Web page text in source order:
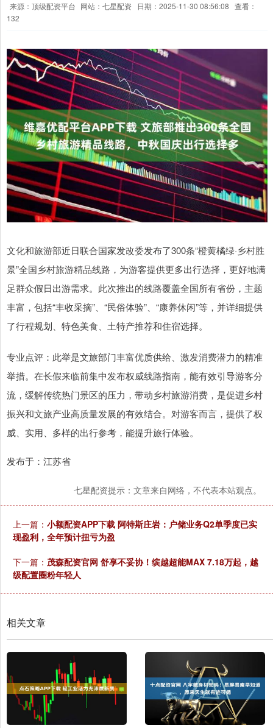
来源：顶级配资平台 网站：七星配资 日期：2025-11-30 08:56:08 查看：
132
文化和旅游部近日联合国家发改委发布了300条“橙黄橘绿·乡村胜
景”全国乡村旅游精品线路，为游客提供更多出行选择，更好地满
足群众假日出游需求。此次推出的线路覆盖全国所有省份，主题
丰富，包括“丰收采摘”、“民俗体验”、“康养休闲”等，并详细提供
了行程规划、特色美食、土特产推荐和住宿选择。
专业点评：此举是文旅部门丰富优质供给、激发消费潜力的精准
举措。在长假来临前集中发布权威线路指南，能有效引导游客分
流，缓解传统热门景区的压力，带动乡村旅游消费，是促进乡村
振兴和文旅产业高质量发展的有效结合。对游客而言，提供了权
威、实用、多样的出行参考，能提升旅行体验。
发布于：江苏省
七星配资提示：文章来自网络，不代表本站观点。
上一篇： 小额配资APP下载 阿特斯庄岩：户储业务Q2单季度已实
现盈利，全年预计扭亏为盈
下一篇： 茂森配资官网 舒享不妥协！缤越超能MAX 7.18万起，越
级配置圈粉年轻人
相关文章